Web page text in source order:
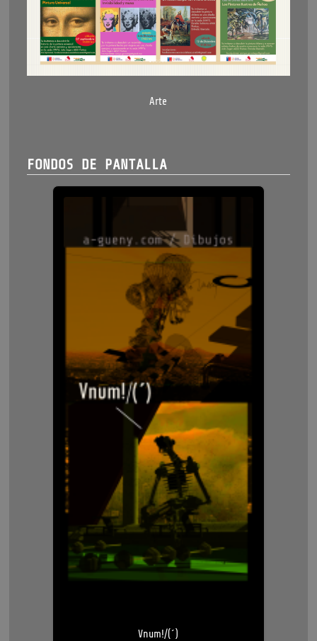
Arte
FONDOS DE PANTALLA
Vnum!/(´)